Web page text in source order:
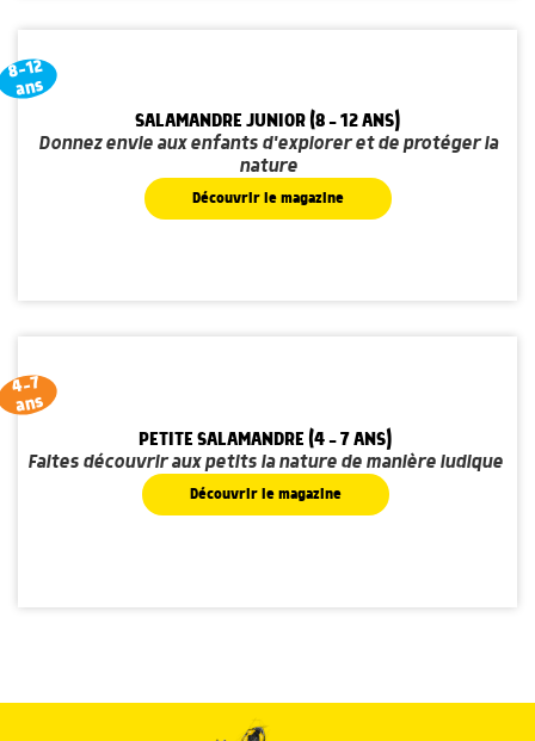
8-12
ans
SALAMANDRE JUNIOR (8 - 12 ANS)
Donnez envie aux enfants d'explorer et de protéger la
nature
Découvrir le magazine
4-7
ans
PETITE SALAMANDRE (4 - 7 ANS)
Faites découvrir aux petits la nature de manière ludique
Découvrir le magazine